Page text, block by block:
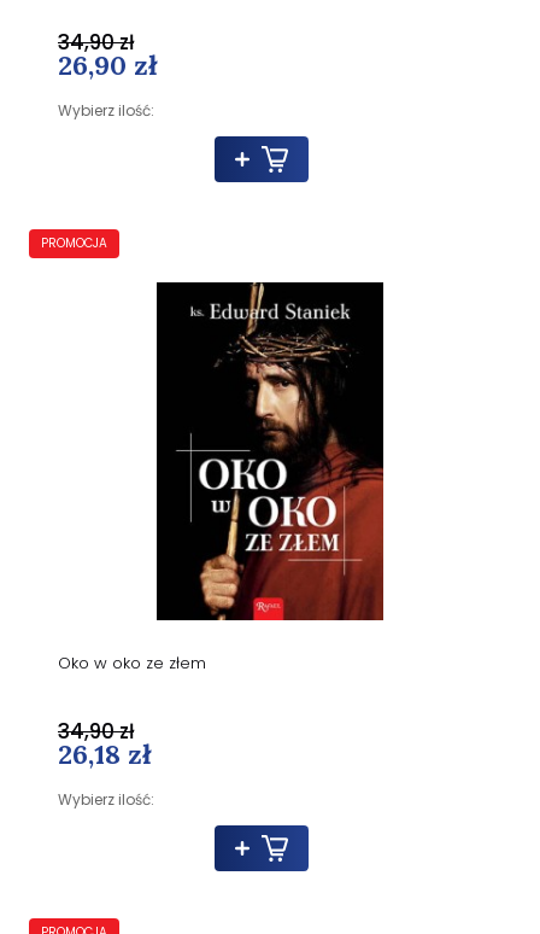
26,90 zł
Wybierz ilość:
34,90 zł
Oko w oko ze złem
26,18 zł
Wybierz ilość:
34,90 zł
PROMOCJA